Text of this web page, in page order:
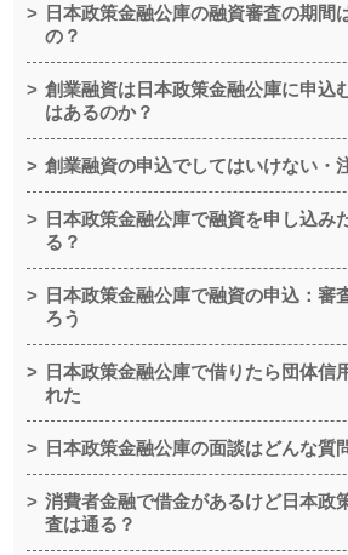
日本政策金融公庫の融資審査の期間
の？
創業融資は日本政策金融公庫に申込
はあるのか？
創業融資の申込でしてはいけない・
日本政策金融公庫で融資を申し込み
る？
日本政策金融公庫で融資の申込：審
ろう
日本政策金融公庫で借りたら団体信
れた
日本政策金融公庫の面談はどんな質
消費者金融で借金があるけど日本政
査は通る？